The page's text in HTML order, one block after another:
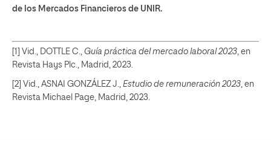
de los Mercados Financieros de UNIR.
[1] Vid., DOTTLE C., Guía práctica del mercado laboral 2023, en
Revista Hays Plc., Madrid, 2023.
[2] Vid., ASNAI GONZÁLEZ J., Estudio de remuneración 2023, en
Revista Michael Page, Madrid, 2023.